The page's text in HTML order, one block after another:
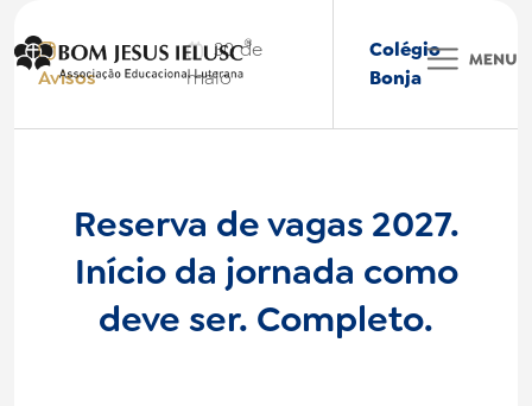
Colégio BONJA
BONJA International
Faculdade IELUSC
Avisos
30 de
maio
Colégio
Bonja
Reserva de vagas 2027.
Início da jornada como
deve ser. Completo.